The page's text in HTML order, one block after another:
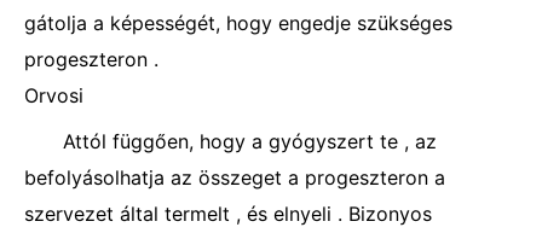
gátolja a képességét, hogy engedje szükséges
progeszteron .
Orvosi
Attól függően, hogy a gyógyszert te , az
befolyásolhatja az összeget a progeszteron a
szervezet által termelt , és elnyeli . Bizonyos